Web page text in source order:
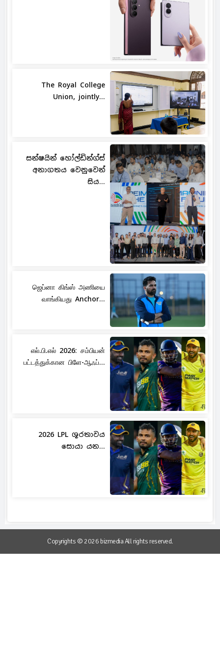
The Royal College
Union, jointly...
සන්ෂයින් හෝල්ඩින්ග්ස්
අනාගතය වෙනුවෙන්
සිය...
ஜெப்னா கிங்ஸ் அணியை
வாங்கியது Anchor...
எல்.பி.எல் 2026: சம்பியன்
பட்டத்துக்கான பிளே-ஆஃப்...
2026 LPL ශූරතාවය
සොයා යන...
Copyrights © 2026 bizmedia All rights reserved.